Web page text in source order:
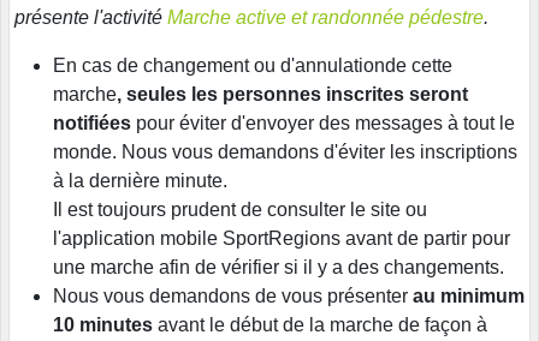
présente l'activité Marche active et randonnée pédestre.
En cas de changement ou d'annulationde cette
marche, seules les personnes inscrites seront
notifiées pour éviter d'envoyer des messages à tout le
monde. Nous vous demandons d'éviter les inscriptions
à la dernière minute.
Il est toujours prudent de consulter le site ou
l'application mobile SportRegions avant de partir pour
une marche afin de vérifier si il y a des changements.
Nous vous demandons de vous présenter au minimum
10 minutes avant le début de la marche de façon à